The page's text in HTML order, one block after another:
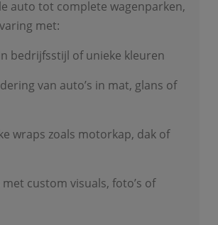
auto tot complete wagenparken,
met:
bedrijfsstijl of unieke kleuren
van auto’s in mat, glans of
wraps zoals motorkap, dak of
custom visuals, foto’s of